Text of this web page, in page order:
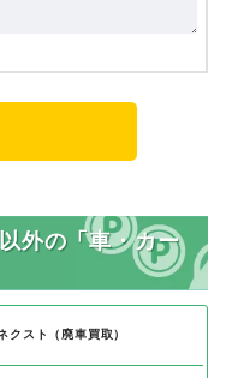
外の「車・カー
クスト（廃車買取）